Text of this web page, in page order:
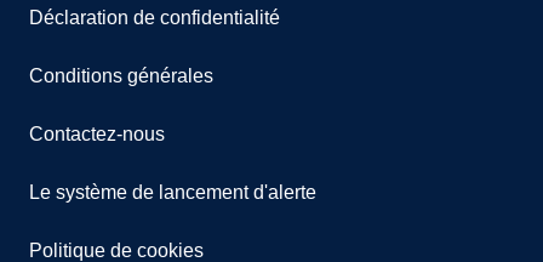
Déclaration de confidentialité
Conditions générales
Contactez-nous
Le système de lancement d'alerte
Politique de cookies